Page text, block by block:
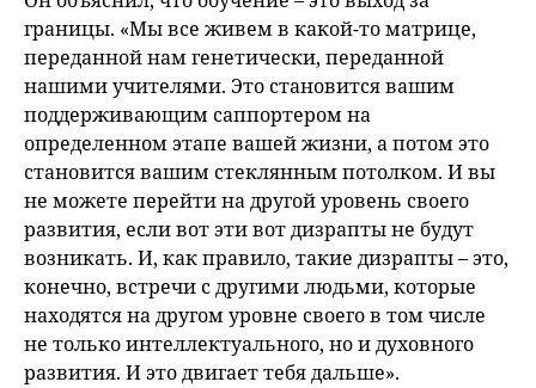
границы. «Мы все живем в какой-то матрице,
переданной нам генетически, переданной
нашими учителями. Это становится вашим
поддерживающим саппортером на
определенном этапе вашей жизни, а потом это
становится вашим стеклянным потолком. И вы
не можете перейти на другой уровень своего
развития, если вот эти вот дизрапты не будут
возникать. И, как правило, такие дизрапты – это,
конечно, встречи с другими людьми, которые
находятся на другом уровне своего в том числе
не только интеллектуального, но и духовного
развития. И это двигает тебя дальше».